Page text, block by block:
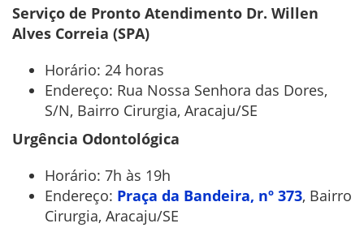
Serviço de Pronto Atendimento Dr. Willen
Alves Correia (SPA)
Horário: 24 horas
Endereço: Rua Nossa Senhora das Dores,
S/N, Bairro Cirurgia, Aracaju/SE
Urgência Odontológica
Horário: 7h às 19h
Endereço: Praça da Bandeira, nº 373, Bairro
Cirurgia, Aracaju/SE